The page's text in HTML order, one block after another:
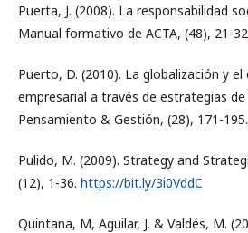
Puerta, J. (2008). La responsabilidad
Manual formativo de ACTA, (48), 21-
Puerto, D. (2010). La globalización y
empresarial a través de estrategias
Pensamiento & Gestión, (28), 171-195.
Pulido, M. (2009). Strategy and
(12), 1-36. https://bit.ly/3i0VddC
Quintana, M, Aguilar, J. & Valdés, M.